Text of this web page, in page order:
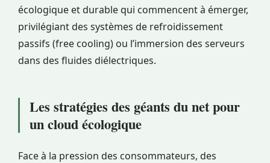
écologique et durable qui commencent à émerger,
privilégiant des systèmes de refroidissement
passifs (free cooling) ou l’immersion des serveurs
dans des fluides diélectriques.
Les stratégies des géants du net pour
un cloud écologique
Face à la pression des consommateurs, des